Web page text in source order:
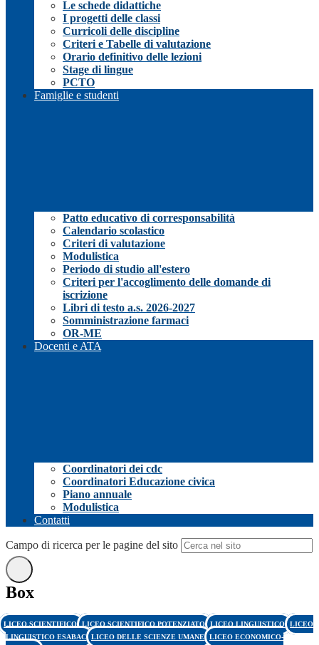
Le schede didattiche
I progetti delle classi
Curricoli delle discipline
Criteri e Tabelle di valutazione
Orario definitivo delle lezioni
Stage di lingue
PCTO
Famiglie e studenti
Patto educativo di corresponsabilità
Calendario scolastico
Criteri di valutazione
Modulistica
Periodo di studio all'estero
Criteri per l'accoglimento delle domande di
iscrizione
Libri di testo a.s. 2026-2027
Somministrazione farmaci
OR-ME
Docenti e ATA
Coordinatori dei cdc
Coordinatori Educazione civica
Piano annuale
Modulistica
Contatti
Campo di ricerca per le pagine del sito
Box
LICEO SCIENTIFICO LICEO SCIENTIFICO POTENZIATO LICEO LINGUISTICO LICEO
LINGUISTICO ESABAC LICEO DELLE SCIENZE UMANE LICEO ECONOMICO-